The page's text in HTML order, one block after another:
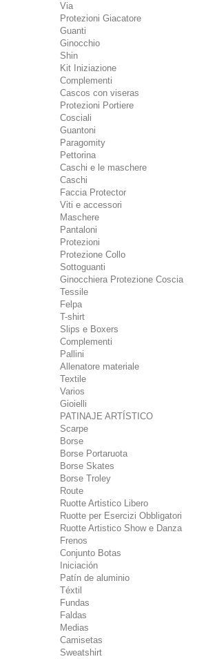
Via
Protezioni Giacatore
Guanti
Ginocchio
Shin
Kit Iniziazione
Complementi
Cascos con viseras
Protezioni Portiere
Cosciali
Guantoni
Paragomity
Pettorina
Caschi e le maschere
Caschi
Faccia Protector
Viti e accessori
Maschere
Pantaloni
Protezioni
Protezione Collo
Sottoguanti
Ginocchiera Protezione Coscia
Tessile
Felpa
T-shirt
Slips e Boxers
Complementi
Pallini
Allenatore materiale
Textile
Varios
Gioielli
PATINAJE ARTÍSTICO
Scarpe
Borse
Borse Portaruota
Borse Skates
Borse Troley
Route
Ruotte Artistico Libero
Ruotte per Esercizi Obbligatori
Ruotte Artistico Show e Danza
Frenos
Conjunto Botas
Iniciación
Patín de aluminio
Téxtil
Fundas
Faldas
Medias
Camisetas
Sweatshirt